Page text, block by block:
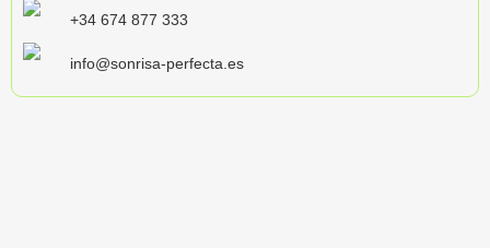
+34 674 877 333
info@sonrisa-perfecta.es